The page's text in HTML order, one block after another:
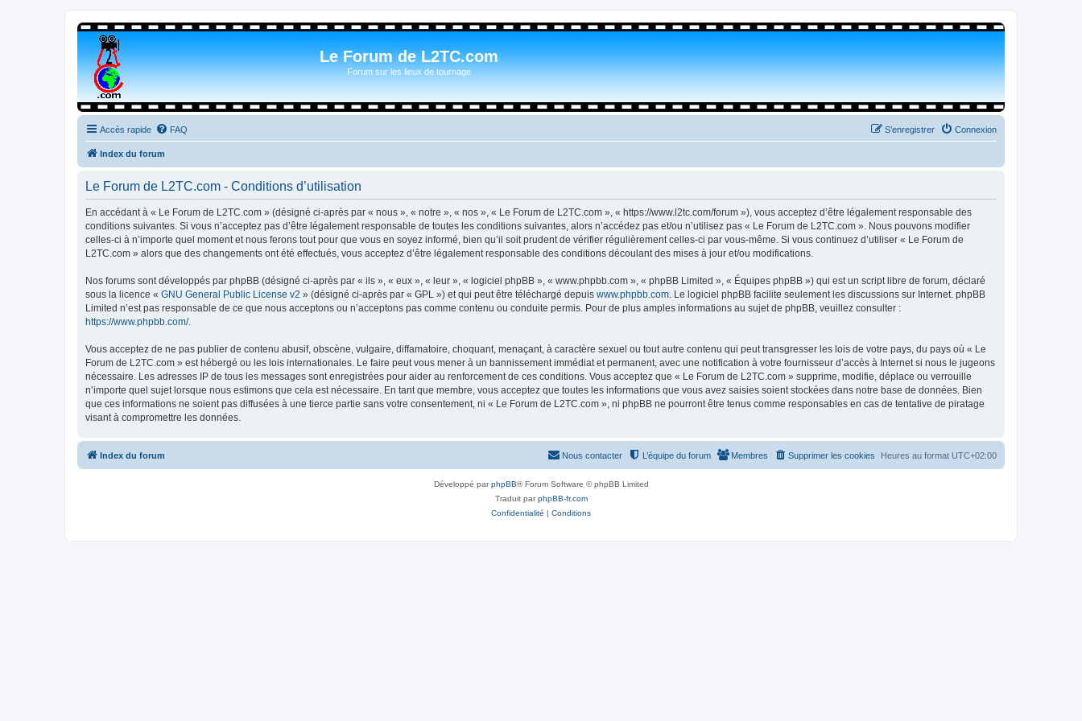
Le Forum de L2TC.com
Forum sur les lieux de tournage
Accès rapide FAQ Connexion
S’enregistrer
Index du forum
Le Forum de L2TC.com - Conditions d’utilisation
En accédant à « Le Forum de L2TC.com » (désigné ci-après par « nous », « notre », « nos », « Le Forum de L2TC.com », « https://www.l2tc.com/forum »), vous acceptez d’être légalement responsable des
conditions suivantes. Si vous n’acceptez pas d’être légalement responsable de toutes les conditions suivantes, alors n’accédez pas et/ou n’utilisez pas « Le Forum de L2TC.com ». Nous pouvons modifier
celles-ci à n’importe quel moment et nous ferons tout pour que vous en soyez informé, bien qu’il soit prudent de vérifier régulièrement celles-ci par vous-même. Si vous continuez d’utiliser « Le Forum de
L2TC.com » alors que des changements ont été effectués, vous acceptez d’être légalement responsable des conditions découlant des mises à jour et/ou modifications.
Nos forums sont développés par phpBB (désigné ci-après par « ils », « eux », « leur », « logiciel phpBB », « www.phpbb.com », « phpBB Limited », « Équipes phpBB ») qui est un script libre de forum, déclaré
sous la licence « GNU General Public License v2 » (désigné ci-après par « GPL ») et qui peut être téléchargé depuis www.phpbb.com. Le logiciel phpBB facilite seulement les discussions sur Internet. phpBB
Limited n’est pas responsable de ce que nous acceptons ou n’acceptons pas comme contenu ou conduite permis. Pour de plus amples informations au sujet de phpBB, veuillez consulter :
https://www.phpbb.com/.
Vous acceptez de ne pas publier de contenu abusif, obscène, vulgaire, diffamatoire, choquant, menaçant, à caractère sexuel ou tout autre contenu qui peut transgresser les lois de votre pays, du pays où « Le
Forum de L2TC.com » est hébergé ou les lois internationales. Le faire peut vous mener à un bannissement immédiat et permanent, avec une notification à votre fournisseur d’accès à Internet si nous le jugeons
nécessaire. Les adresses IP de tous les messages sont enregistrées pour aider au renforcement de ces conditions. Vous acceptez que « Le Forum de L2TC.com » supprime, modifie, déplace ou verrouille
n’importe quel sujet lorsque nous estimons que cela est nécessaire. En tant que membre, vous acceptez que toutes les informations que vous avez saisies soient stockées dans notre base de données. Bien
que ces informations ne soient pas diffusées à une tierce partie sans votre consentement, ni « Le Forum de L2TC.com », ni phpBB ne pourront être tenus comme responsables en cas de tentative de piratage
visant à compromettre les données.
Index du forum Heures au format UTC+02:00
Supprimer les cookies
Membres
L’équipe du forum
Nous contacter
Développé parphpBB® Forum Software © phpBB Limited
Traduit parphpBB-fr.com
Confidentialité | Conditions